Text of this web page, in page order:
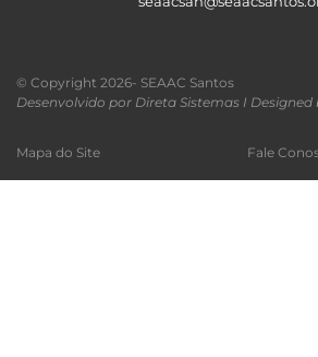
© Copyright 2026- SEAAC Santos
Desenvolvido por Direta Sistemas I Designed
Mapa do Site Fale